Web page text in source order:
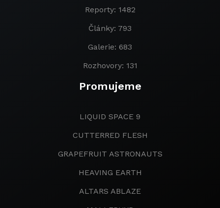
Reporty: 1482
Články: 793
Galerie: 683
Rozhovory: 131
Promujeme
LIQUID SPACE 9
CUTTERRED FLESH
GRAPEFRUIT ASTRONAUTS
HEAVING EARTH
ALTARS ABLAZE